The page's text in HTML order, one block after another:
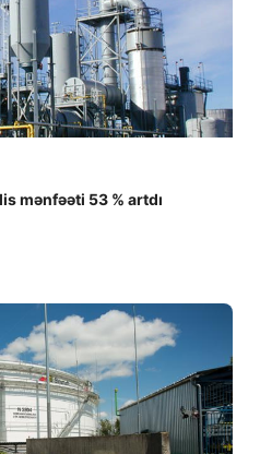
mənfəəti 53 % artdı